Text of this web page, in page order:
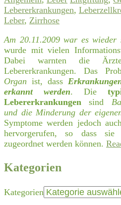
Lebererkrankungen,
Leber, Zirrhose
Am 20.11.2009 war es
wurde mit vielen
Dabei warnten die
Lebererkrankungen. Das
Organ ist, dass
erkannt werden. Die
Lebererkrankungen sind
und die Minderung der
Symptome werden jedoch
hervorgerufen, so dass
zugeordnet werden können.
Kategorien
Kategorien